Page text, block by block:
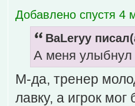
Добавлено спустя 4
ВаLeryy
А меня
М-да, тренер
лавку, а игрок